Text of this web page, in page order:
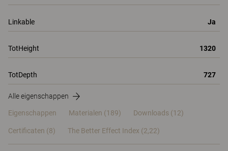
Linkable Ja
TotHeight 1320
TotDepth 727
Alle eigenschappen
Eigenschappen Materialen (189) Downloads (12)
Certificaten (8) The Better Effect Index (2,22)